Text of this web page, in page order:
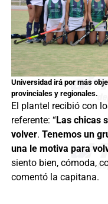
Universidad irá por más
provinciales y regionales.
El plantel recibió con
referente: “Las chicas
volver. Tenemos un
una le motiva para
siento bien, cómoda,
comentó la capitana.